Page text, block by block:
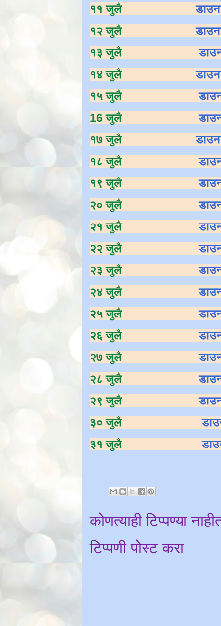
११ जुलै
१२ जुलै
१३ जुलै
१४ जुलै
१५ जुलै
16 जुलै
१७ जुलै
१८ जुलै
१९ जुलै
२० जुलै
२१ जुलै
२२ जुलै
२३ जुलै
२४ जुलै
२५ जुलै
२६ जुलै
२७ जुलै
२८ जुलै
२९ जुलै
३० जुलै
३१ जुलै
कोणत्याही टिप्पण्‍या
टिप्पणी पोस्ट करा